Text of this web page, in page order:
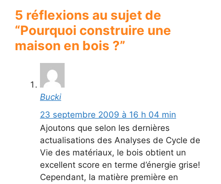
5 réflexions au sujet de
“Pourquoi construire une
maison en bois ?”
Bucki
23 septembre 2009 à 16 h 04 min
Ajoutons que selon les dernières
actualisations des Analyses de Cycle de
Vie des matériaux, le bois obtient un
excellent score en terme d’énergie grise!
Cependant, la matière première en